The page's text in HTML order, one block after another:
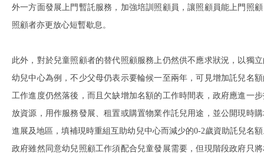
外一方面發展上門暫託服務，加強培訓照顧員，讓照顧員能上門照
照顧者亦更放心短暫歇息。
此外，對於兒童照顧者的替代照顧服務上仍然供不應求狀況，以獨
幼兒中心為例，不少父母仍表示要輪候一至兩年，可見增加託兒名
工作進度仍然落後，而且欠缺增加名額的工作時間表，政府應進一
放資源，用作服務發展、租置或購置物業作託兒用途，並公開現時
進展及地區，填補現時重組互助幼兒中心而減少的0-2歲資助託兒名
政府雖然同意幼兒照顧工作須配合兒童發展需要，但現階段政府只